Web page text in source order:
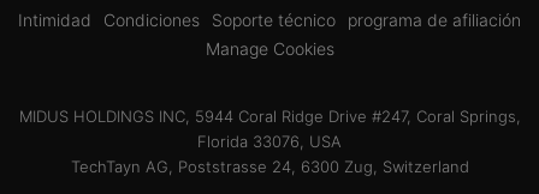
Intimidad Condiciones Soporte técnico
programa de afiliación
Manage Cookies
MIDUS HOLDINGS INC, 5944 Coral Ridge Drive #247, Coral Springs,
Florida 33076, USA
TechTayn AG, Poststrasse 24, 6300 Zug, Switzerland